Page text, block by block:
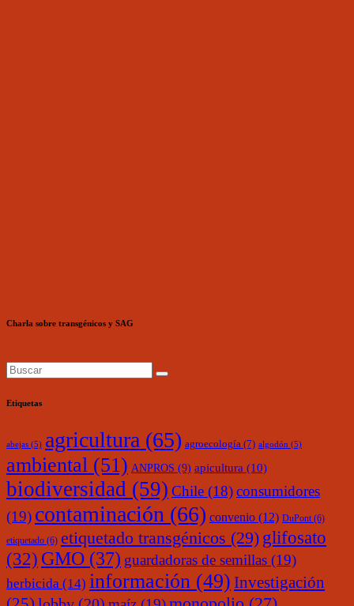
Charla sobre transgénicos y SAG
Etiquetas
abejas (5) agricultura (65) agroecología (7) algodón (5)
ambiental (51) ANPROS (9) apicultura (10)
biodiversidad (59) Chile (18)consumidores
(19) contaminación (66) convenio (12) DuPont (6)
etiquetado (6) etiquetado transgénicos (29) glifosato
(32) GMO (37) guardadoras de semillas (19)
herbicida (14) información (49) Investigación